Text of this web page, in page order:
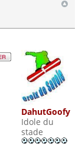
DahutGoofy
Idole du
stade